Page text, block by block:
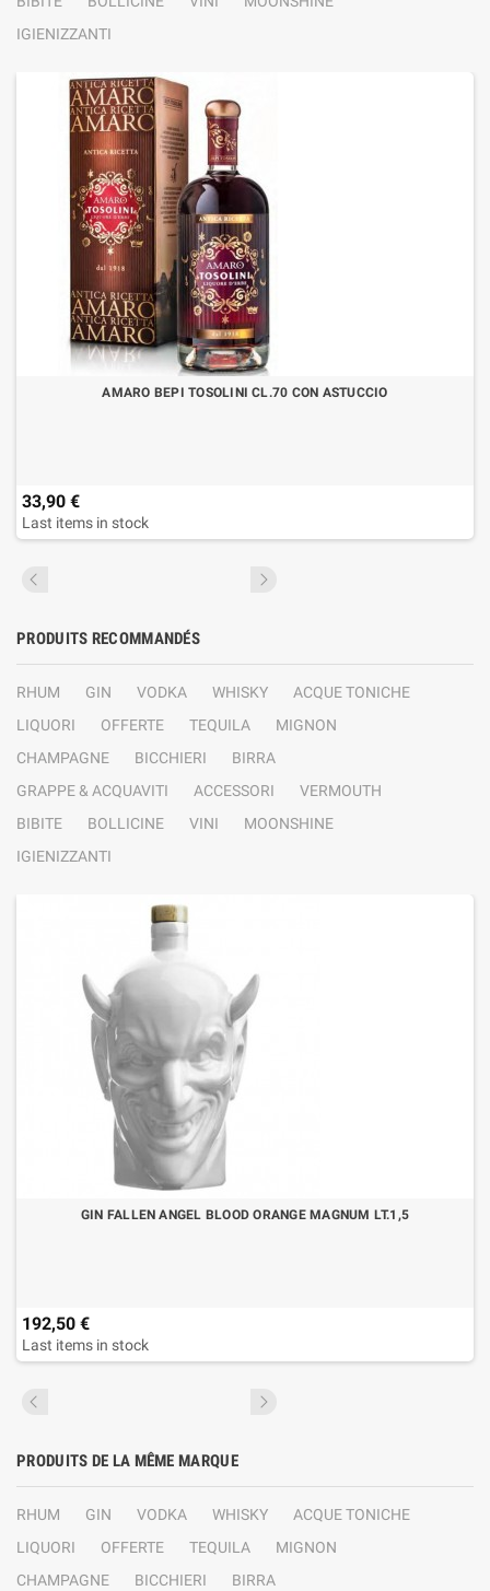
IGIENIZZANTI
AMARO BEPI TOSOLINI CL.70 CON ASTUCCIO
33,90 €
Last items in stock
PRODUITS RECOMMANDÉS
RHUM GIN VODKA WHISKY
ACQUE TONICHE
LIQUORI
OFFERTE TEQUILA
MIGNON
CHAMPAGNE
BICCHIERI
BIRRA
GRAPPE & ACQUAVITI
ACCESSORI
VERMOUTH
BIBITE
BOLLICINE VINI
MOONSHINE
IGIENIZZANTI
GIN FALLEN ANGEL BLOOD ORANGE MAGNUM LT.1,5
192,50 €
Last items in stock
PRODUITS DE LA MÊME MARQUE
RHUM GIN VODKA WHISKY
ACQUE TONICHE
LIQUORI
OFFERTE TEQUILA
MIGNON
CHAMPAGNE
BICCHIERI
BIRRA